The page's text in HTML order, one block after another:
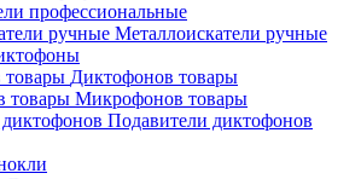
профессиональные
Металлоискатели ручные
Диктофонов товары
Микрофонов товары
Подавители диктофонов